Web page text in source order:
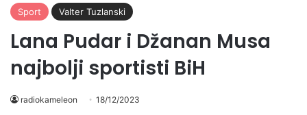
Sport Valter Tuzlanski
Lana Pudar i Džanan Musa
najbolji sportisti BiH
radiokameleon 18/12/2023